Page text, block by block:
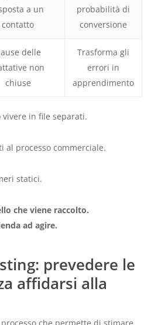
a un
contatto
probabilità di
conversione
delle
non
chiuse
Trasforma gli
errori in
apprendimento
vivere in file separati.
al processo commerciale.
statici.
che viene raccolto.
ad agire.
prevedere le
affidarsi alla